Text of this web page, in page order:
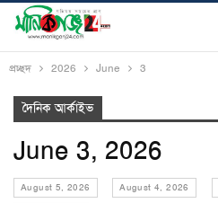
প্রচ্ছদ 2026 June 3
দৈনিক আর্কাইভ
June 3, 2026
August 5, 2026 August 4, 2026